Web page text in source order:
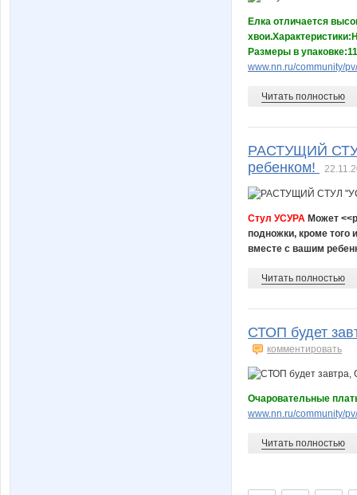
Елка отличается
Размеры в
www.nn.ru/community/
Читать полностью
РАСТУЩИЙ
ребенком!
Стул УСУРА Может
подножки, кроме
вместе с вашим
Читать полностью
СТОП будет
комментировать
Очаровательные
www.nn.ru/community/
Читать полностью